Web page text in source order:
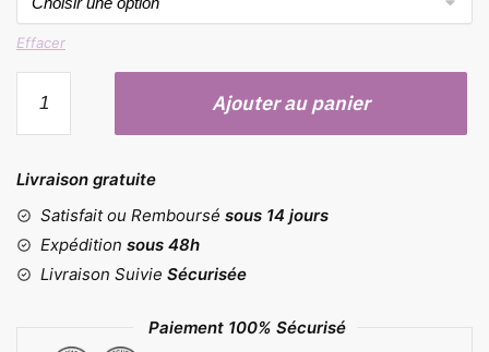
Effacer
Moules
pour
bougie
Ajouter au panier
Livraison gratuite
Satisfait ou Remboursé sous 14 jours
Expédition sous 48h
Livraison Suivie Sécurisée
Paiement 100% Sécurisé